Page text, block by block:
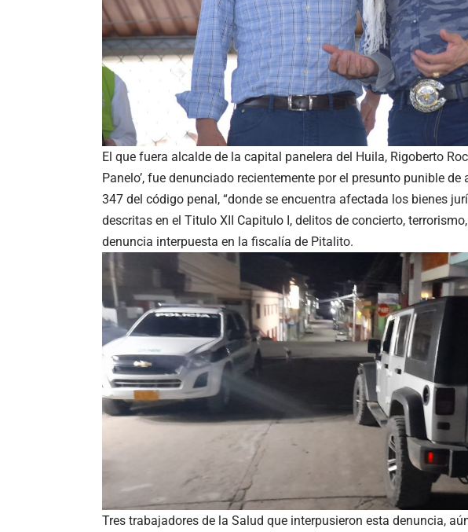
El que fuera alcalde de la capital panelera del Huila, Rigoberto
Panelo’, fue denunciado recientemente por el presunto punible
347 del código penal, “donde se encuentra afectada los bienes
descritas en el Titulo XII Capitulo I, delitos de concierto,
denuncia interpuesta en la fiscalía de Pitalito.
Tres trabajadores de la Salud que interpusieron esta denuncia,